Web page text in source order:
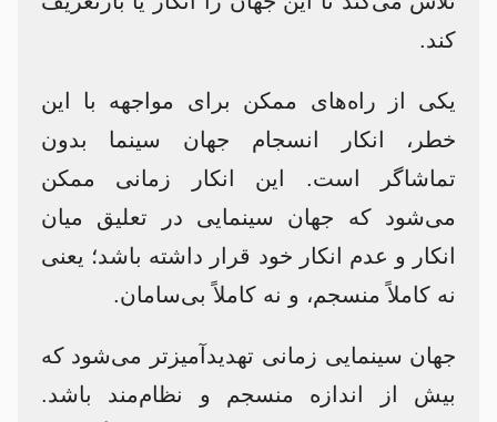
کند.
یکی از راه‌های ممکن برای مواجهه با این
خطر، انکار انسجام جهان سینما بدون
تماشاگر است. این انکار زمانی ممکن
می‌شود که جهان سینمایی در تعلیق میان
انکار و عدم انکار خود قرار داشته باشد؛ یعنی
نه کاملاً منسجم، و نه کاملاً بی‌سامان.
جهان سینمایی زمانی تهدیدآمیزتر می‌شود که
بیش از اندازه منسجم و نظام‌مند باشد.